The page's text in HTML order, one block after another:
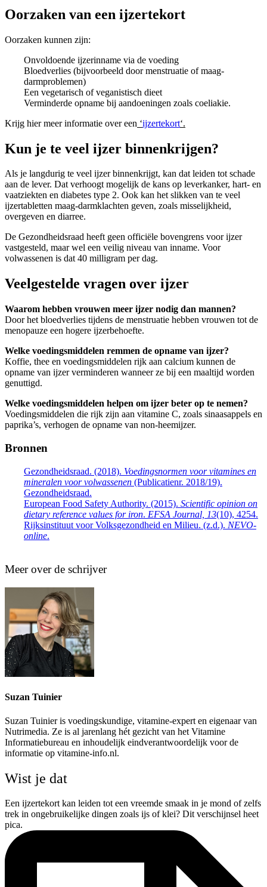
Oorzaken van een ijzertekort
Oorzaken kunnen zijn:
Onvoldoende ijzerinname via de voeding
Bloedverlies (bijvoorbeeld door menstruatie of maag-
darmproblemen)
Een vegetarisch of veganistisch dieet
Verminderde opname bij aandoeningen zoals coeliakie.
Krijg hier meer informatie over een ‘ijzertekort‘.
Kun je te veel ijzer binnenkrijgen?
Als je langdurig te veel ijzer binnenkrijgt, kan dat leiden tot schade
aan de lever. Dat verhoogt mogelijk de kans op leverkanker, hart- en
vaatziekten en diabetes type 2. Ook kan het slikken van te veel
ijzertabletten maag-darmklachten geven, zoals misselijkheid,
overgeven en diarree.
De Gezondheidsraad heeft geen officiële bovengrens voor ijzer
vastgesteld, maar wel een veilig niveau van inname. Voor
volwassenen is dat 40 milligram per dag.
Veelgestelde vragen over ijzer
Waarom hebben vrouwen meer ijzer nodig dan mannen?
Door het bloedverlies tijdens de menstruatie hebben vrouwen tot de
menopauze een hogere ijzerbehoefte.
Welke voedingsmiddelen remmen de opname van ijzer?
Koffie, thee en voedingsmiddelen rijk aan calcium kunnen de
opname van ijzer verminderen wanneer ze bij een maaltijd worden
genuttigd.
Welke voedingsmiddelen helpen om ijzer beter op te nemen?
Voedingsmiddelen die rijk zijn aan vitamine C, zoals sinaasappels en
paprika’s, verhogen de opname van non-heemijzer.
Bronnen
Gezondheidsraad. (2018). Voedingsnormen voor vitamines en
mineralen voor volwassenen (Publicatienr. 2018/19).
Gezondheidsraad.
European Food Safety Authority. (2015). Scientific opinion on
dietary reference values for iron. EFSA Journal, 13(10), 4254.
Rijksinstituut voor Volksgezondheid en Milieu. (z.d.). NEVO-
online.
Meer over de schrijver
Suzan Tuinier
Suzan Tuinier is voedingskundige, vitamine-expert en eigenaar van
Nutrimedia. Ze is al jarenlang hét gezicht van het Vitamine
Informatiebureau en inhoudelijk eindverantwoordelijk voor de
informatie op vitamine-info.nl.
Wist je dat
Een ijzertekort kan leiden tot een vreemde smaak in je mond of zelfs
trek in ongebruikelijke dingen zoals ijs of klei? Dit verschijnsel heet
pica.